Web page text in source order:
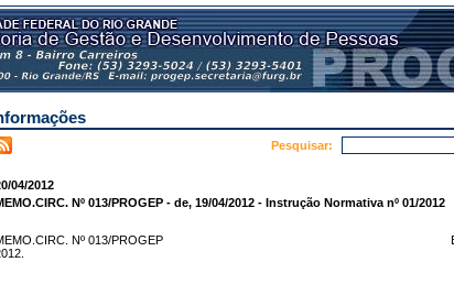
Pesquisar:
04/2012
Nº 013/PROGEP - de, 19/04/2012 - Instrução Normativa nº 01/2012
Nº 013/PROGEP